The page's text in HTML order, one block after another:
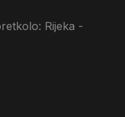
Rijeka -